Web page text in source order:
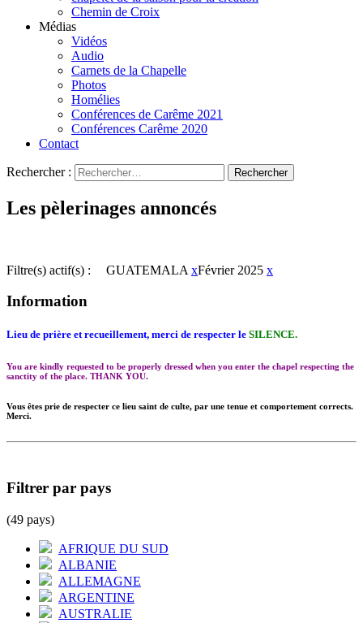
Chemin de Croix
Médias
Vidéos
Audio
Carnets de la Chapelle
Photos
Homélies
Conférences de Carême 2021
Conférences Carême 2020
Contact
Rechercher :
Les pèlerinages annoncés
Filtre(s) actif(s) : GUATEMALA xFévrier 2025 x
Information
Lieu de prière et recueillement, merci de respecter le SILENCE.
You are kindly requested to be properly dressed when you enter the chapel respecting the
sanctity of the place. THANK YOU.
Vous êtes prie de respecter ce lieu saint de culte, par une tenue et comportement corrects.
Merci.
Filtrer par pays
(49 pays)
AFRIQUE DU SUD
ALBANIE
ALLEMAGNE
ARGENTINE
AUSTRALIE